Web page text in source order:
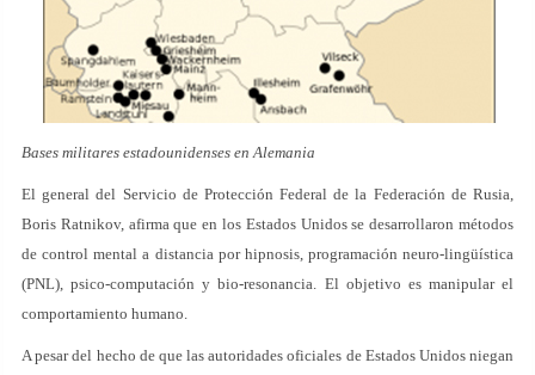
Bases militares estadounidenses en Alemania
El general del Servicio de Protección Federal de la Federación de Rusia,
Boris Ratnikov, afirma que en los Estados Unidos se desarrollaron métodos
de control mental a distancia por hipnosis, programación neuro-lingüística
(PNL), psico-computación y bio-resonancia. El objetivo es manipular el
comportamiento humano.
A pesar del hecho de que las autoridades oficiales de Estados Unidos niegan